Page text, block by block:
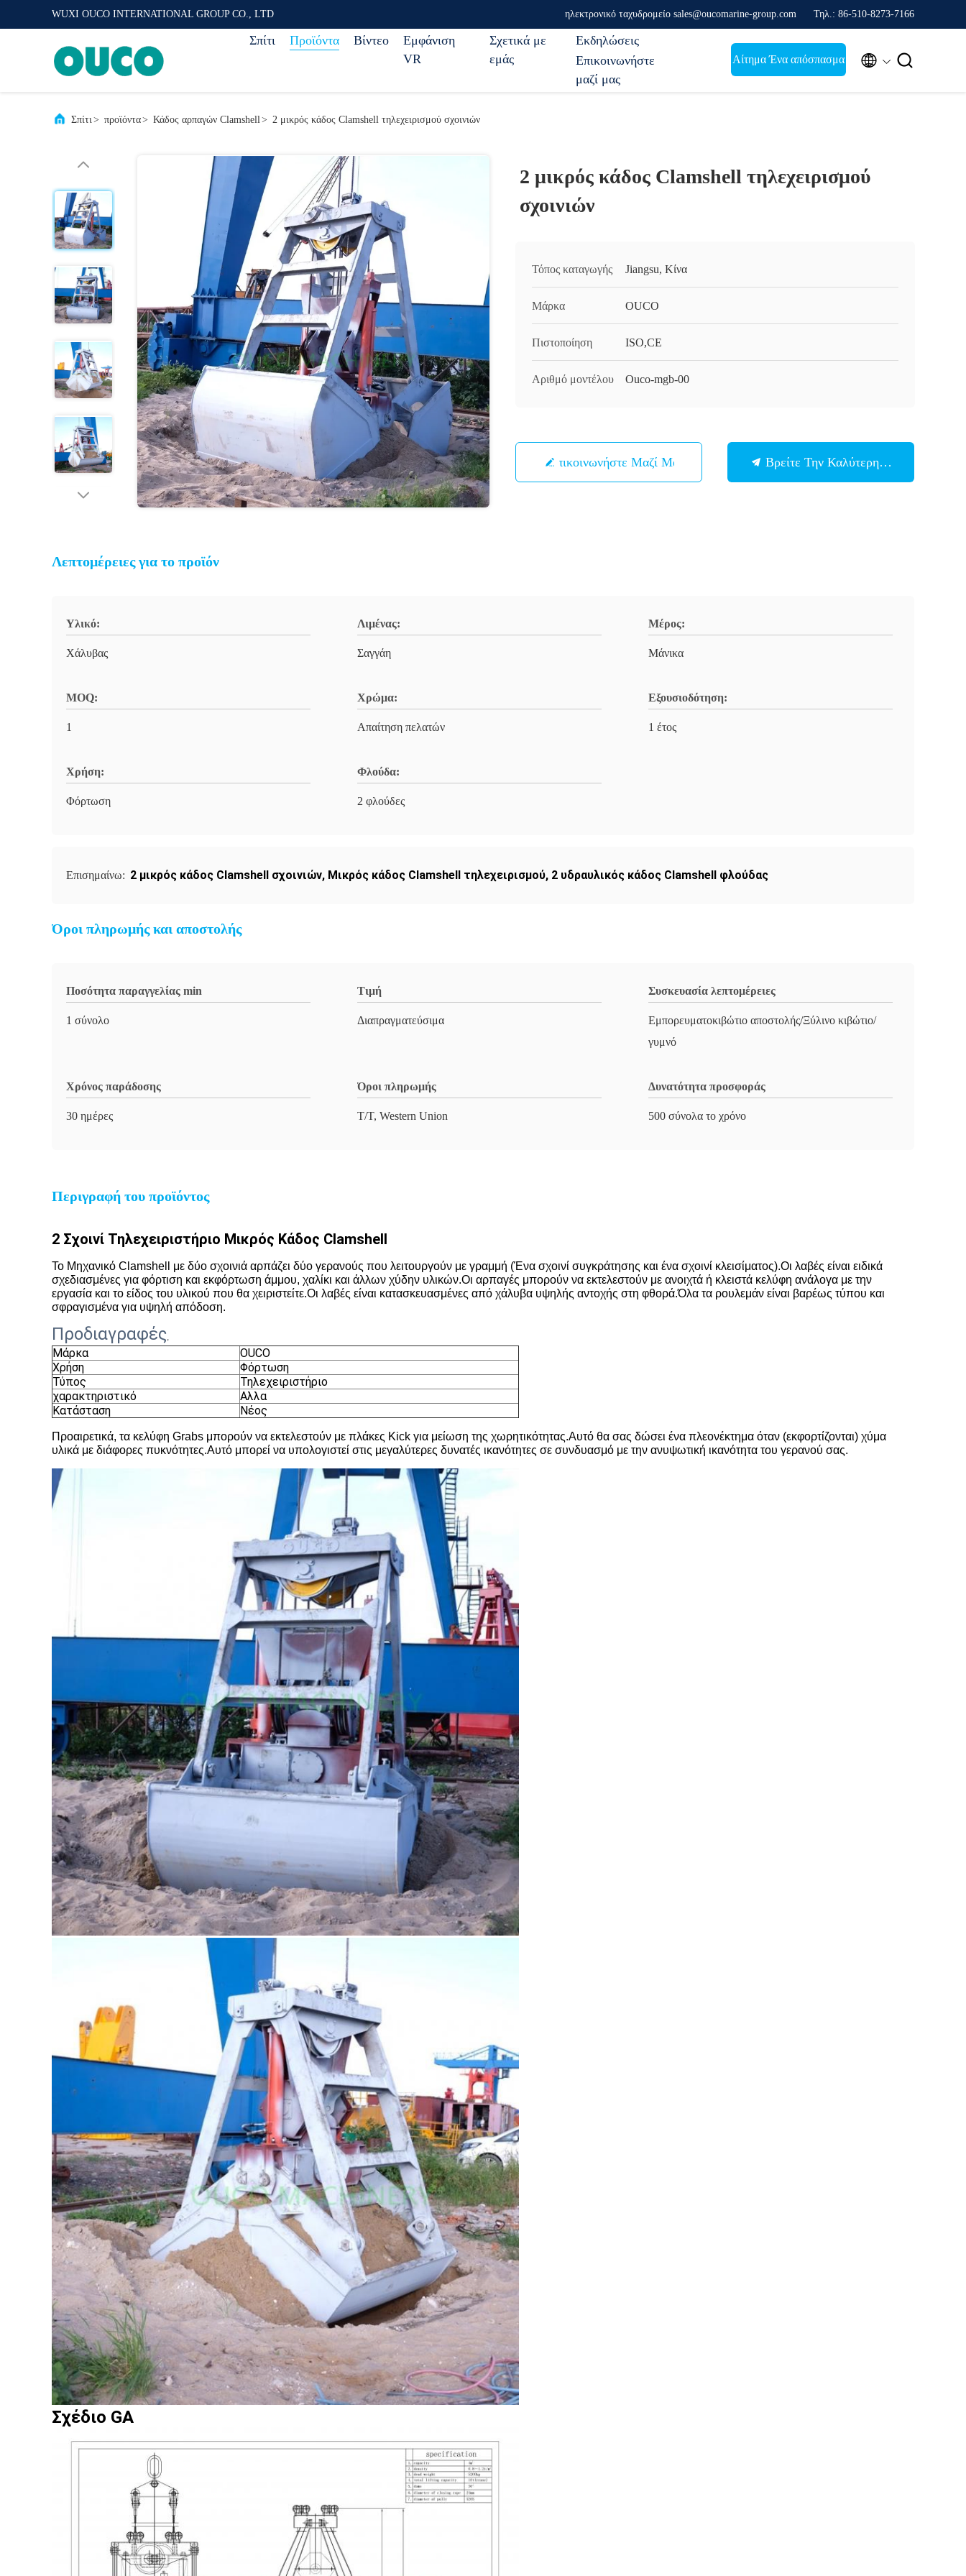
WUXI OUCO INTERNATIONAL GROUP CO., LTD ηλεκτρονικό ταχυδρομείο sales@oucomarine-group.com Τηλ.: 86-510-8273-7166
Σπίτι Προϊόντα Βίντεο
Εμφάνιση
VR
Σχετικά με
εμάς
Εκδηλώσεις
Επικοινωνήστε
μαζί μας
Αίτημα Ένα απόσπασμα  
Σπίτι> προϊόντα> Κάδος αρπαγών Clamshell> 2 μικρός κάδος Clamshell τηλεχειρισμού σχοινιών
2 μικρός κάδος Clamshell τηλεχειρισμού
σχοινιών
Τόπος καταγωγής Jiangsu, Κίνα
Μάρκα OUCO
Πιστοποίηση ISO,CE
Αριθμό μοντέλου Ouco-mgb-00
Επικοινωνήστε Μαζί Μας Βρείτε Την Καλύτερη Τιμή
Λεπτομέρειες για το προϊόν
Υλικό:
Χάλυβας
Λιμένας:
Σαγγάη
Μέρος:
Μάνικα
MOQ:
1
Χρώμα:
Απαίτηση πελατών
Εξουσιοδότηση:
1 έτος
Χρήση:
Φόρτωση
Φλούδα:
2 φλούδες
Επισημαίνω: 2 μικρός κάδος Clamshell σχοινιών, Μικρός κάδος Clamshell τηλεχειρισμού, 2 υδραυλικός κάδος Clamshell φλούδας
Όροι πληρωμής και αποστολής
Ποσότητα παραγγελίας min
1 σύνολο
Τιμή
Διαπραγματεύσιμα
Συσκευασία λεπτομέρειες
Εμπορευματοκιβώτιο αποστολής/Ξύλινο κιβώτιο/
γυμνό
Χρόνος παράδοσης
30 ημέρες
Όροι πληρωμής
T/T, Western Union
Δυνατότητα προσφοράς
500 σύνολα το χρόνο
Περιγραφή του προϊόντος
2 Σχοινί Τηλεχειριστήριο Μικρός Κάδος Clamshell
Το Μηχανικό Clamshell με δύο σχοινιά αρπάζει δύο γερανούς που λειτουργούν με γραμμή (Ένα σχοινί συγκράτησης και ένα σχοινί κλεισίματος).Οι λαβές είναι ειδικά
σχεδιασμένες για φόρτιση και εκφόρτωση άμμου, χαλίκι και άλλων χύδην υλικών.Οι αρπαγές μπορούν να εκτελεστούν με ανοιχτά ή κλειστά κελύφη ανάλογα με την
εργασία και το είδος του υλικού που θα χειριστείτε.Οι λαβές είναι κατασκευασμένες από χάλυβα υψηλής αντοχής στη φθορά.Όλα τα ρουλεμάν είναι βαρέως τύπου και
σφραγισμένα για υψηλή απόδοση.
Προδιαγραφές,
Μάρκα
OUCO
Χρήση
Φόρτωση
Τύπος
Τηλεχειριστήριο
χαρακτηριστικό
Αλλα
Κατάσταση
Νέος
Προαιρετικά, τα κελύφη Grabs μπορούν να εκτελεστούν με πλάκες Kick για μείωση της χωρητικότητας.Αυτό θα σας δώσει ένα πλεονέκτημα όταν (εκφορτίζονται) χύμα
υλικά με διάφορες πυκνότητες.Αυτό μπορεί να υπολογιστεί στις μεγαλύτερες δυνατές ικανότητες σε συνδυασμό με την ανυψωτική ικανότητα του γερανού σας.
Σχέδιο GA